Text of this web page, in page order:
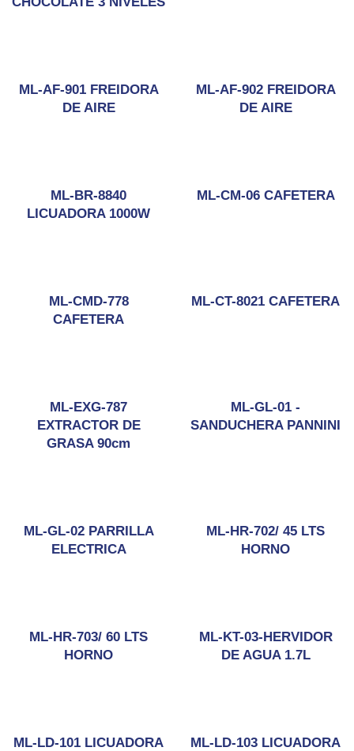
ML-AF-901 FREIDORA
DE AIRE
ML-AF-902 FREIDORA
DE AIRE
ML-BR-8840
LICUADORA 1000W
ML-CM-06 CAFETERA
ML-CMD-778
CAFETERA
ML-CT-8021 CAFETERA
ML-EXG-787
EXTRACTOR DE
GRASA 90cm
ML-GL-01 -
SANDUCHERA PANNINI
ML-GL-02 PARRILLA
ELECTRICA
ML-HR-702/ 45 LTS
HORNO
ML-HR-703/ 60 LTS
HORNO
ML-KT-03-HERVIDOR
DE AGUA 1.7L
ML-LD-101 LICUADORA ML-LD-103 LICUADORA